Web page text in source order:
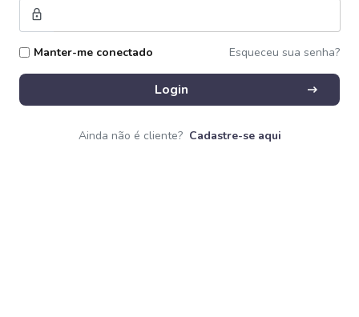
lock
Manter-me conectado Esqueceu sua senha?
Login arrow_right_alt
Ainda não é cliente? Cadastre-se aqui